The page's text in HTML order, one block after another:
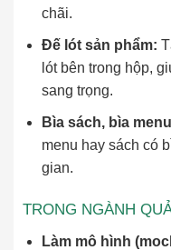
chãi.
Đế lót sản phẩm:
lót bên trong hộp,
sang trọng.
Bìa sách, bìa
menu hay sách có
gian.
TRONG NGÀNH
Làm mô hình